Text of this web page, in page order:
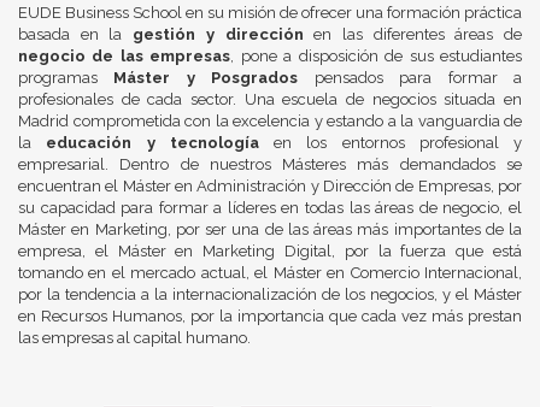
EUDE Business School en su misión de ofrecer una formación práctica
basada en la gestión y dirección en las diferentes áreas de
negocio de las empresas , pone a disposición de sus estudiantes
programas Máster y Posgrados pensados para formar a
profesionales de cada sector. Una escuela de negocios situada en
Madrid comprometida con la excelencia y estando a la vanguardia de
la educación y tecnologíaen los entornos profesional y
empresarial. Dentro de nuestros Másteres más demandados se
encuentran el Máster en Administración y Dirección de Empresas, por
su capacidad para formar a líderes en todas las áreas de negocio, el
Máster en Marketing, por ser una de las áreas más importantes de la
empresa, el Máster en Marketing Digital, por la fuerza que está
tomando en el mercado actual, el Máster en Comercio Internacional,
por la tendencia a la internacionalización de los negocios, y el Máster
en Recursos Humanos, por la importancia que cada vez más prestan
las empresas al capital humano.